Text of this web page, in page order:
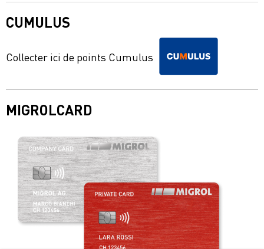
CUMULUS
Collecter ici de points Cumulus
MIGROLCARD